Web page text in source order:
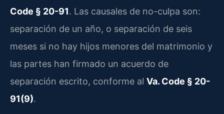
Code § 20-91. Las causales de no-culpa son:
separación de un año, o separación de seis
meses si no hay hijos menores del matrimonio y
las partes han firmado un acuerdo de
separación escrito, conforme al Va. Code § 20-
91(9).